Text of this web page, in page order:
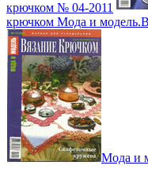
крючком № 04-2011
крючком Мода и
Мода и